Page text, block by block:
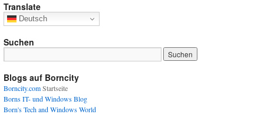
Translate
Deutsch
Suchen
Blogs auf Borncity
Borncity.comStartseite
Borns IT- und Windows Blog
Born's Tech and Windows World